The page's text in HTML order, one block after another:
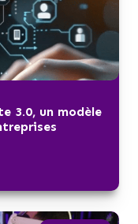
3.0, un modèle